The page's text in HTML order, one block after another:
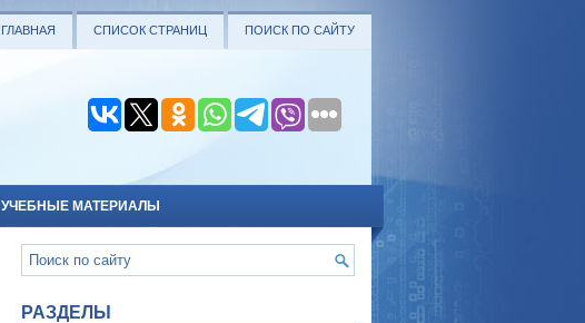
ГЛАВНАЯ СПИСОК СТРАНИЦ ПОИСК ПО САЙТУ
УЧЕБНЫЕ МАТЕРИАЛЫ
РАЗДЕЛЫ